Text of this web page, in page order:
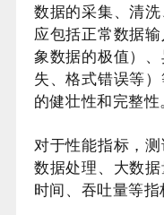
数据的采集、清
应包括正常数据
象数据的极值）
失、格式错误等
的健壮性和完整性
对于性能指标，
数据处理、大数
时间、吞吐量等指